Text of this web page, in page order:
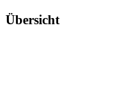
Übersicht